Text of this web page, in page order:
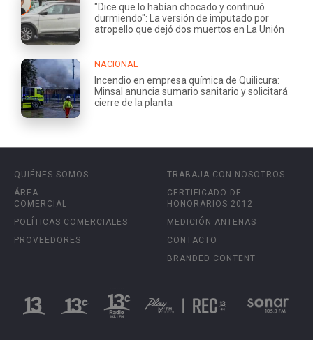
"Dice que lo habían chocado y continuó
durmiendo": La versión de imputado por
atropello que dejó dos muertos en La Unión
NACIONAL
Incendio en empresa química de Quilicura:
Minsal anuncia sumario sanitario y solicitará
cierre de la planta
QUIÉNES SOMOS
ÁREA
COMERCIAL
POLÍTICAS COMERCIALES
PROVEEDORES
TRABAJA CON NOSOTROS
CERTIFICADO DE
HONORARIOS 2012
MEDICIÓN ANTENAS
CONTACTO
BRANDED CONTENT